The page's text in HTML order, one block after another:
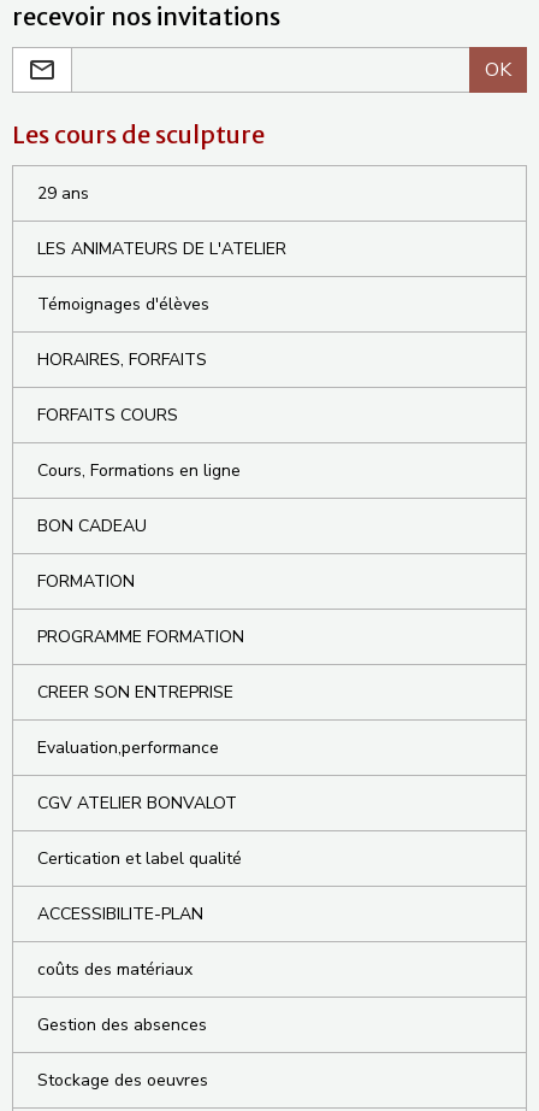
recevoir nos invitations
OK
Les cours de sculpture
29 ans
LES ANIMATEURS DE L'ATELIER
Témoignages d'élèves
HORAIRES, FORFAITS
FORFAITS COURS
Cours, Formations en ligne
BON CADEAU
FORMATION
PROGRAMME FORMATION
CREER SON ENTREPRISE
Evaluation,performance
CGV ATELIER BONVALOT
Certication et label qualité
ACCESSIBILITE-PLAN
coûts des matériaux
Gestion des absences
Stockage des oeuvres